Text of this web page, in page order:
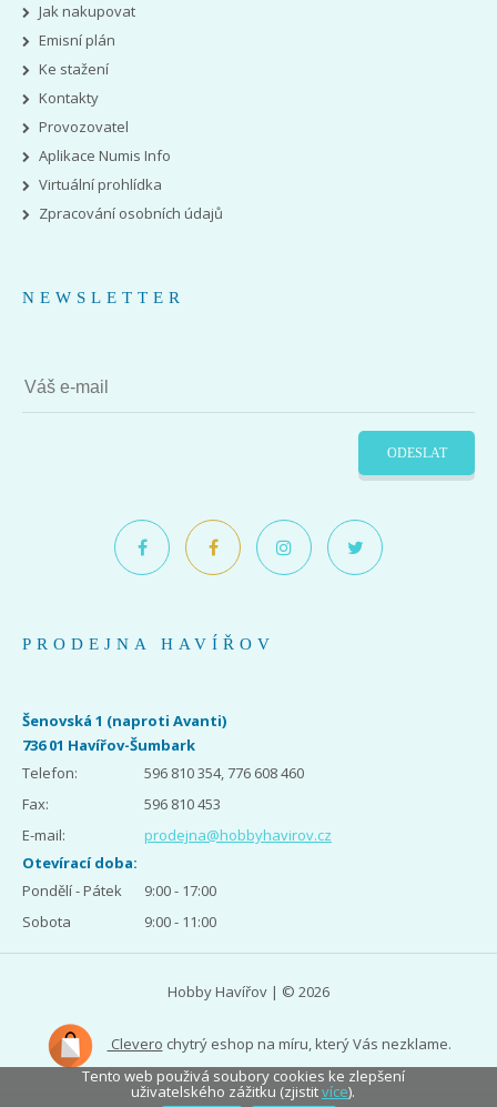
Jak nakupovat
Emisní plán
Ke stažení
Kontakty
Provozovatel
Aplikace Numis Info
Virtuální prohlídka
Zpracování osobních údajů
NEWSLETTER
ODESLAT
PRODEJNA HAVÍŘOV
Šenovská 1 (naproti Avanti)
736 01 Havířov-Šumbark
Telefon:
596 810 354, 776 608 460
Fax:
596 810 453
E-mail:
prodejna@hobbyhavirov.cz
Otevírací doba:
Pondělí - Pátek
9:00 - 17:00
Sobota
9:00 - 11:00
Hobby Havířov | © 2026
Clevero chytrý eshop na míru, který Vás nezklame.
Tento web použivá soubory cookies ke zlepšení
uživatelského zážitku (zjistitvíce).